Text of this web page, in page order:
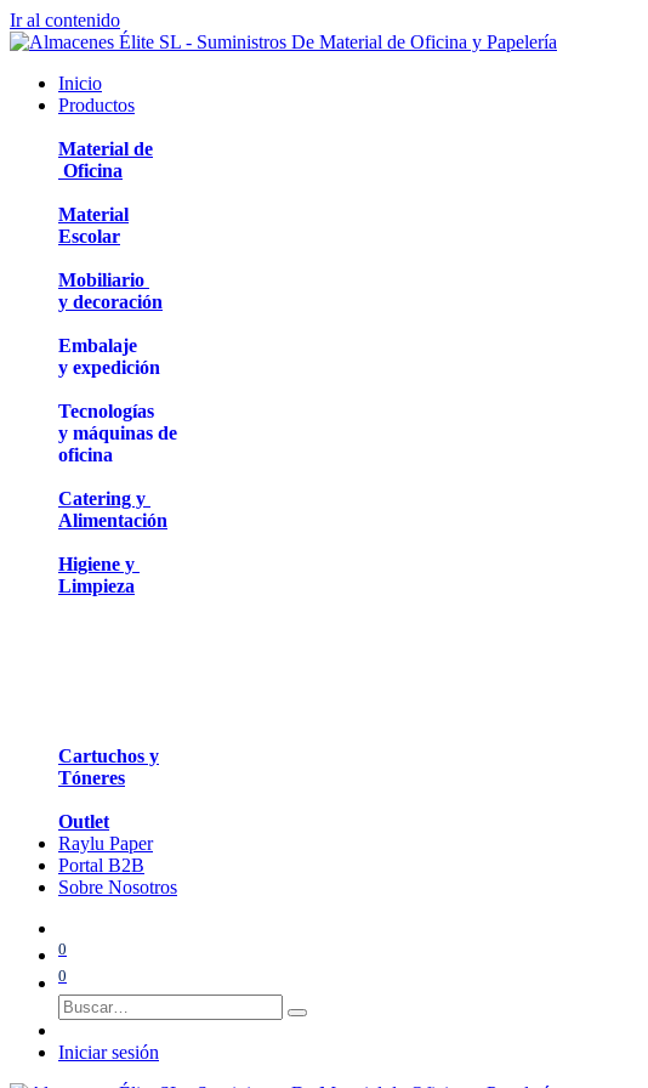
Ir al contenido
Inicio
Productos
Material de
Oficina
Material
Escolar
Mobiliario
y decoración
Embalaje
y expedición
Tecnologías
y máquinas de
oficina
Catering y
Alimentación
Higiene y
Limpieza
Cartuchos y
Tóneres
Outlet
Raylu Paper
Portal B2B
Sobre Nosotros
0
0
Iniciar sesión